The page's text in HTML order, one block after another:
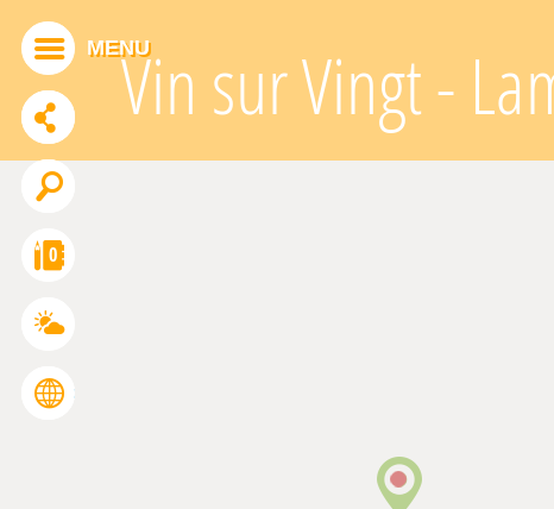
Vin sur Vingt -
MENU
ADDTHIS IS DISABLED. Allow
0
FRANÇAIS